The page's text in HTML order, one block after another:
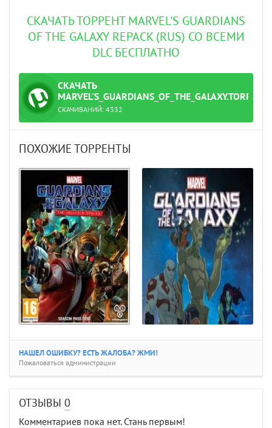
СКАЧАТЬ ТОРРЕНТ MARVEL'S GUARDIANS
OF THE GALAXY REPACK (RUS) СО ВСЕМИ
DLC БЕСПЛАТНО
СКАЧАТЬ
ТОРРЕНТMARVEL'S_GUARDIANS_OF_THE_GALAXY.TORRENT
СКАЧИВАНИЙ: 4332
ПОХОЖИЕ ТОРРЕНТЫ
НАШЕЛ ОШИБКУ? ЕСТЬ ЖАЛОБА? ЖМИ!
Пожаловаться администрации
ОТЗЫВЫ 0
Комментариев пока нет. Стань первым!